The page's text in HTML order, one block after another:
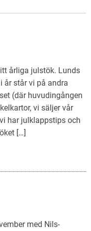
English
årliga julstök. Lunds
år står vi på andra
(där huvudingången
vi säljer vår
har julklappstips och
[…]
med Nils-